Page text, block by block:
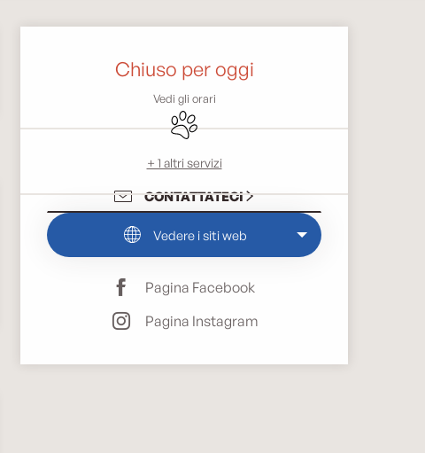
Orari e contatti
Chiuso per oggi
Vedi gli orari
Animali ammessi
+ 1 altri servizi
CONTATTATECI
Vedere i siti web
Pagina Facebook
Pagina Instagram